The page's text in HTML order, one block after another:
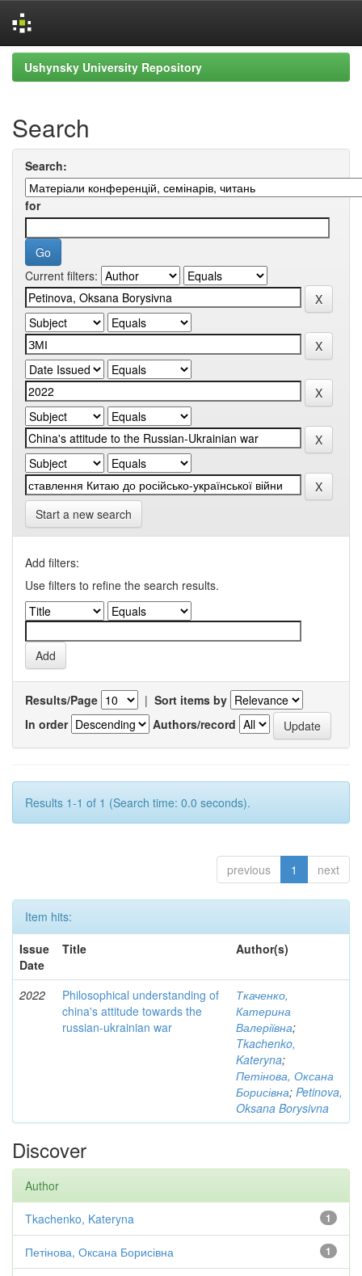
Skip
navigation
Ushynsky University Repository
Search
Search:
for
Current filters:
Start a new search
Add filters:
Use filters to refine the search results.
Results/Page | Sort items by
In order
Authors/record
Results 1-1 of 1 (Search time: 0.0 seconds).
previous 1 next
Item hits:
Issue
Date
Title Author(s)
2022
Philosophical understanding of
china's attitude towards the
russian-ukrainian war
Ткаченко,
Катерина
Валеріївна;
Tkachenko,
Kateryna;
Петінова, Оксана
Борисівна; Petinova,
Oksana Borysivna
Discover
Author
1
Tkachenko, Kateryna
1
Петінова, Оксана Борисівна